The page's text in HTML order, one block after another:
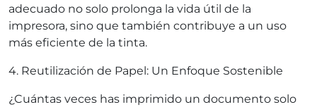
adecuado no solo prolonga la vida útil de la
impresora, sino que también contribuye a un uso
más eficiente de la tinta.
4. Reutilización de Papel: Un Enfoque Sostenible
¿Cuántas veces has imprimido un documento solo